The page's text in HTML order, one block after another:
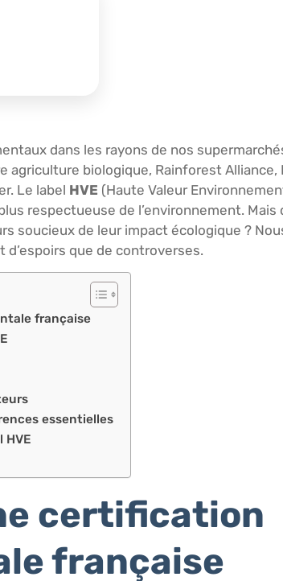
dans les rayons de nos
biologique, Rainforest Alliance,
Le label HVE (Haute Valeur
respectueuse de l’environnement. Mais
soucieux de leur impact écologique ?
que de controverses.
française
essentielles
certification
française